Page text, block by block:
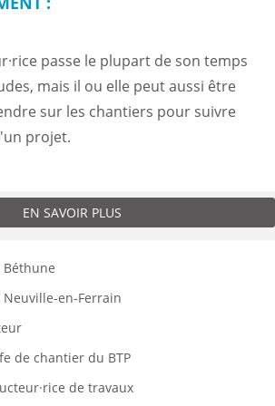
passe le plupart de son temps
mais il ou elle peut aussi être
sur les chantiers pour suivre
projet.
EN SAVOIR PLUS
Béthune
en-Ferrain
de chantier du BTP
de travaux